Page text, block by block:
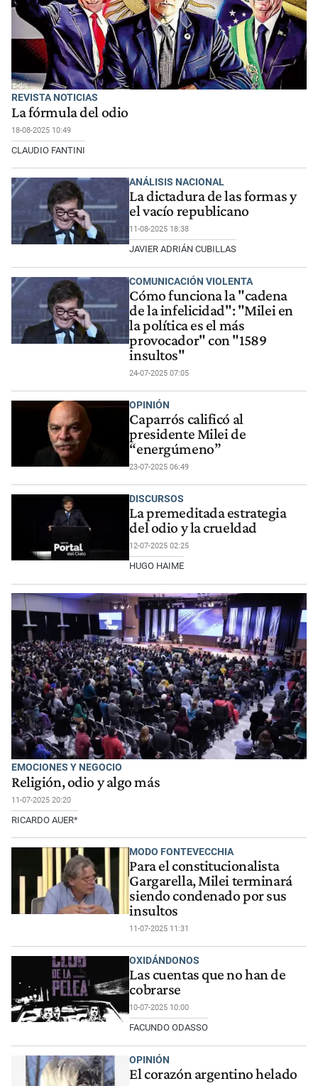
REVISTA NOTICIAS
La fórmula del odio
18-08-2025 10:49
CLAUDIO FANTINI
ANÁLISIS NACIONAL
La dictadura de las formas y
el vacío republicano
11-08-2025 18:38
JAVIER ADRIÁN CUBILLAS
COMUNICACIÓN VIOLENTA
Cómo funciona la "cadena
de la infelicidad": "Milei en
la política es el más
provocador" con "1589
insultos"
24-07-2025 07:05
OPINIÓN
Caparrós calificó al
presidente Milei de
“energúmeno”
23-07-2025 06:49
DISCURSOS
La premeditada estrategia
del odio y la crueldad
12-07-2025 02:25
HUGO HAIME
EMOCIONES Y NEGOCIO
Religión, odio y algo más
11-07-2025 20:20
RICARDO AUER*
MODO FONTEVECCHIA
Para el constitucionalista
Gargarella, Milei terminará
siendo condenado por sus
insultos
11-07-2025 11:31
OXIDÁNDONOS
Las cuentas que no han de
cobrarse
10-07-2025 10:00
FACUNDO ODASSO
OPINIÓN
El corazón argentino helado